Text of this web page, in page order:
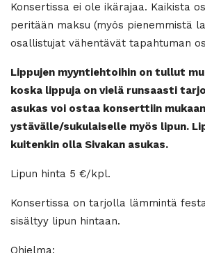
Konsertissa ei ole ikärajaa. Kaikista
peritään maksu (myös pienemmistä
osallistujat vähentävät tapahtuman
Lippujen myyntiehtoihin on tullut
koska lippuja on vielä runsaasti
asukas voi ostaa konserttiin
ystävälle/sukulaiselle myös lipun.
kuitenkin olla Sivakan asukas.
Lipun hinta 5 €/kpl.
Konsertissa on tarjolla lämmintä
sisältyy lipun hintaan.
Ohjelma: